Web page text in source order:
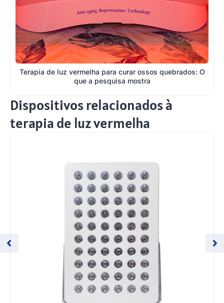
Terapia de luz vermelha para curar ossos quebrados: O
que a pesquisa mostra
Dispositivos relacionados à
terapia de luz vermelha